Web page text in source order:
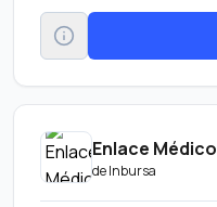
Enlace Médico
deInbursa